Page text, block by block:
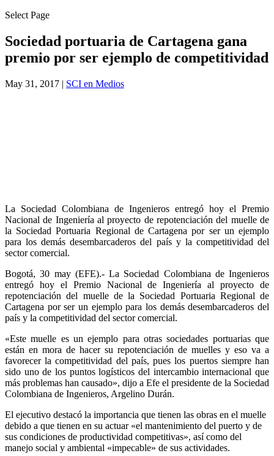
Select Page
Sociedad portuaria de Cartagena gana
premio por ser ejemplo de competitividad
May 31, 2017 | SCI en Medios
La Sociedad Colombiana de Ingenieros entregó hoy el Premio
Nacional de Ingeniería al proyecto de repotenciación del muelle de
la Sociedad Portuaria Regional de Cartagena por ser un ejemplo
para los demás desembarcaderos del país y la competitividad del
sector comercial.
Bogotá, 30 may (EFE).- La Sociedad Colombiana de Ingenieros
entregó hoy el Premio Nacional de Ingeniería al proyecto de
repotenciación del muelle de la Sociedad Portuaria Regional de
Cartagena por ser un ejemplo para los demás desembarcaderos del
país y la competitividad del sector comercial.
«Este muelle es un ejemplo para otras sociedades portuarias que
están en mora de hacer su repotenciación de muelles y eso va a
favorecer la competitividad del país, pues los puertos siempre han
sido uno de los puntos logísticos del intercambio internacional que
más problemas han causado», dijo a Efe el presidente de la Sociedad
Colombiana de Ingenieros, Argelino Durán.
El ejecutivo destacó la importancia que tienen las obras en el muelle
debido a que tienen en su actuar «el mantenimiento del puerto y de
sus condiciones de productividad competitivas», así como del
manejo social y ambiental «impecable» de sus actividades.